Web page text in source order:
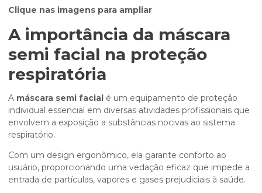
Clique nas imagens para ampliar
A importância da máscara
semi facial na proteção
respiratória
A máscara semi facial é um equipamento de proteção
individual essencial em diversas atividades profissionais que
envolvem a exposição a substâncias nocivas ao sistema
respiratório.
Com um design ergonômico, ela garante conforto ao
usuário, proporcionando uma vedação eficaz que impede a
entrada de partículas, vapores e gases prejudiciais à saúde.